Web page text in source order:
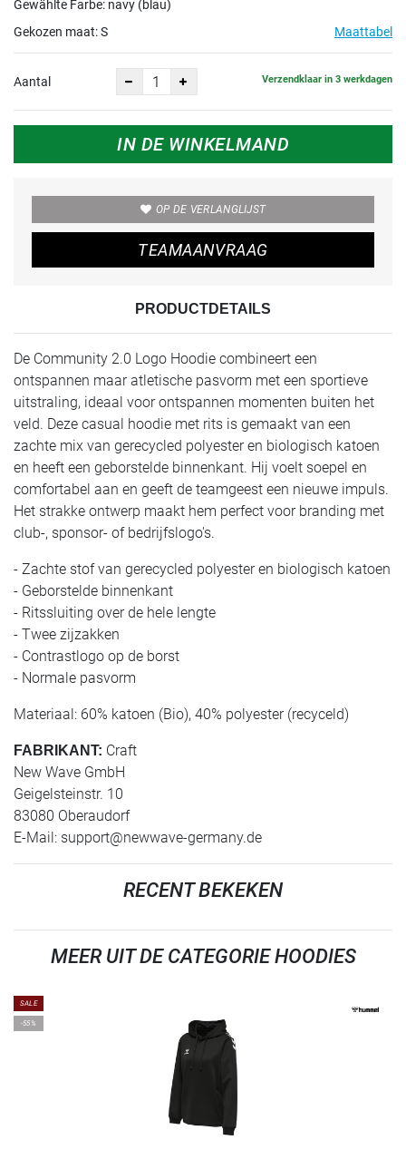
Gewählte Farbe: navy (blau)
Gekozen maat:S Maattabel
Aantal Verzendklaar in 3 werkdagen
IN DE WINKELMAND
OP DE VERLANGLIJST
TEAMAANVRAAG
PRODUCTDETAILS
De Community 2.0 Logo Hoodie combineert een
ontspannen maar atletische pasvorm met een sportieve
uitstraling, ideaal voor ontspannen momenten buiten het
veld. Deze casual hoodie met rits is gemaakt van een
zachte mix van gerecycled polyester en biologisch katoen
en heeft een geborstelde binnenkant. Hij voelt soepel en
comfortabel aan en geeft de teamgeest een nieuwe impuls.
Het strakke ontwerp maakt hem perfect voor branding met
club-, sponsor- of bedrijfslogo's.
- Zachte stof van gerecycled polyester en biologisch katoen
- Geborstelde binnenkant
- Ritssluiting over de hele lengte
- Twee zijzakken
- Contrastlogo op de borst
- Normale pasvorm
Materiaal: 60% katoen (Bio), 40% polyester (recyceld)
FABRIKANT: Craft
New Wave GmbH
Geigelsteinstr. 10
83080 Oberaudorf
E-Mail: support@newwave-germany.de
RECENT BEKEKEN
MEER UIT DE CATEGORIE HOODIES
SALE
-55%